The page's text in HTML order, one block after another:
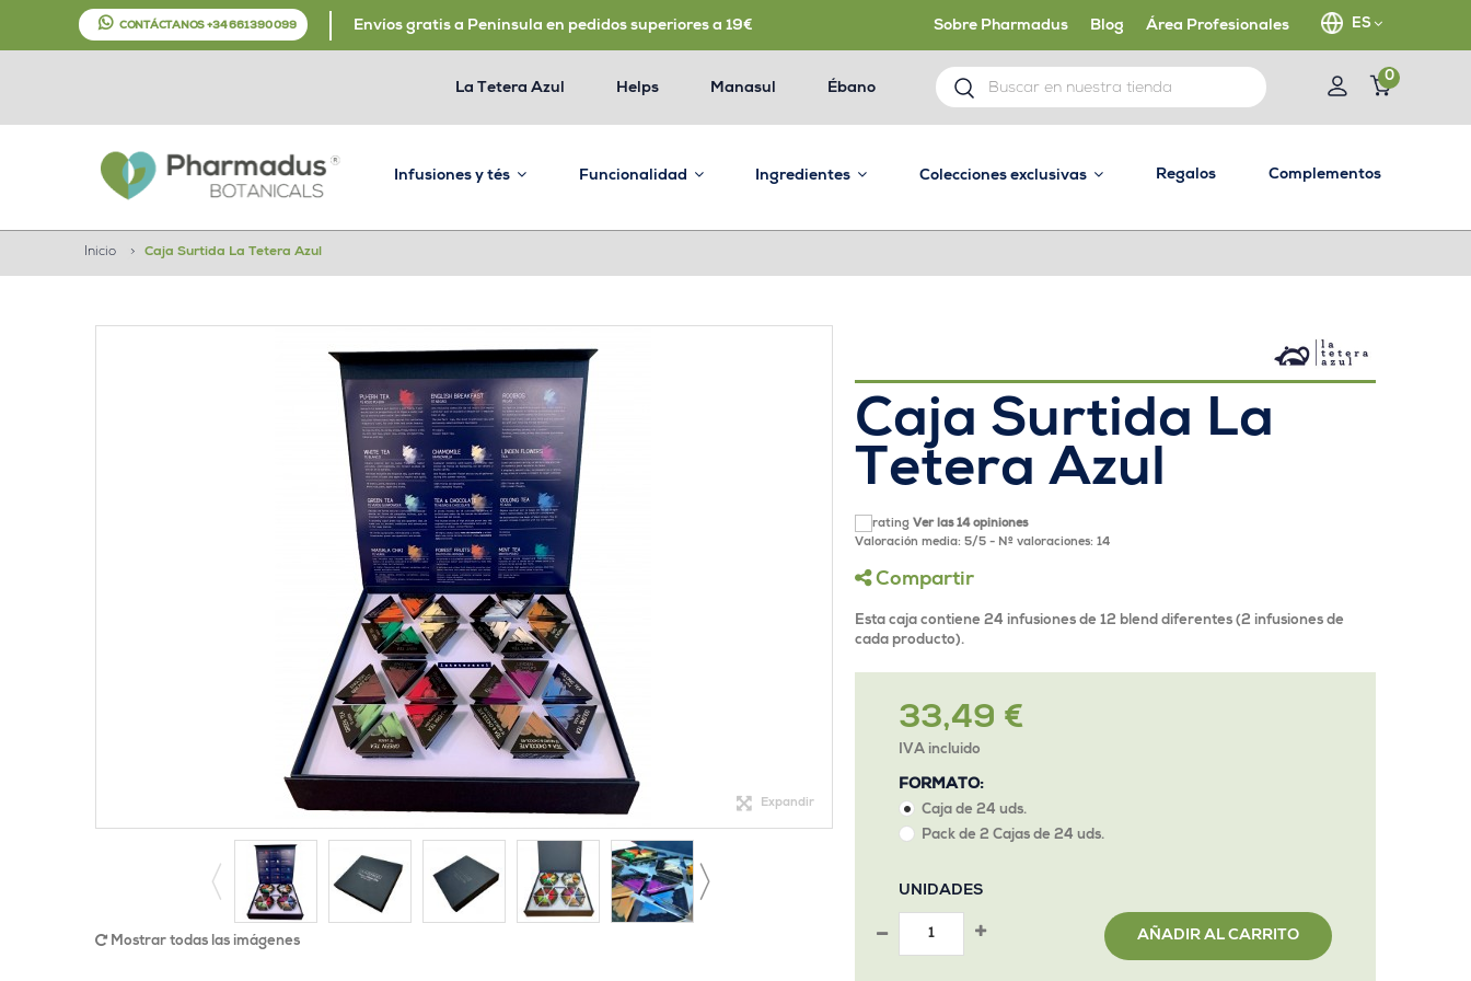
ES
CONTÁCTANOS +34 661 390 099 Envíos gratis a Península en pedidos superiores a 19€ Sobre Pharmadus Blog Área Profesionales
0
La Tetera Azul Helps Manasul Ébano
Infusiones y tés Funcionalidad Ingredientes Colecciones exclusivas Regalos Complementos
Inicio > Caja Surtida La Tetera Azul
Expandir
Mostrar todas las imágenes
Caja Surtida La
Tetera Azul
Ver las 14 opiniones
Valoración media:5/5 - Nº valoraciones: 14
Compartir
Esta caja contiene 24 infusiones de 12 blend diferentes (2 infusiones de
cada producto).
33,49 €
IVA incluido
FORMATO:
Caja de 24 uds.
Pack de 2 Cajas de 24 uds.
UNIDADES
AÑADIR AL CARRITO